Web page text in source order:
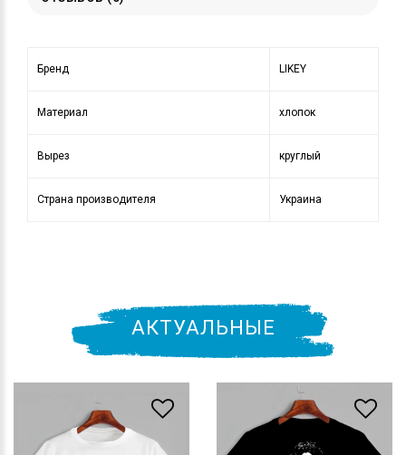
Бренд LIKEY
Материал хлопок
Вырез круглый
Страна производителя Украина
АКТУАЛЬНЫЕ